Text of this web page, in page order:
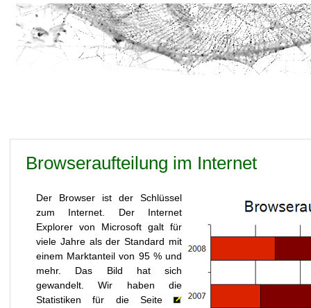
Browseraufteilung im Internet
Der Browser ist der Schlüssel
zum Internet. Der Internet
Explorer von Microsoft galt für
viele Jahre als der Standard mit
einem Marktanteil von 95 % und
mehr. Das Bild hat sich
gewandelt. Wir haben die
Statistiken für die Seite